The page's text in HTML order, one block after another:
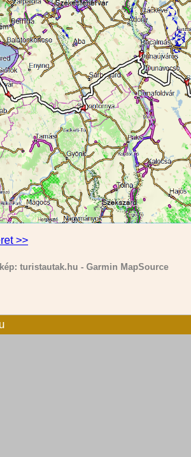
>>
turistautak.hu - Garmin MapSource